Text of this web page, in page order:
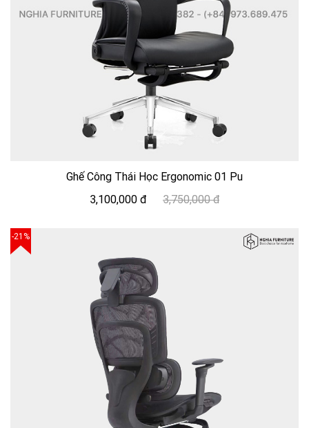
Ghế Công Thái Học Ergonomic 01 Pu
3,100,000 đ
3,750,000 đ
-21%